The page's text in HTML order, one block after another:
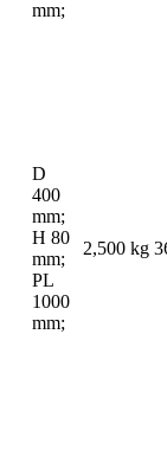
mm;
D
400
mm;
H 80
mm;
PL
1000
mm;
2,500 kg